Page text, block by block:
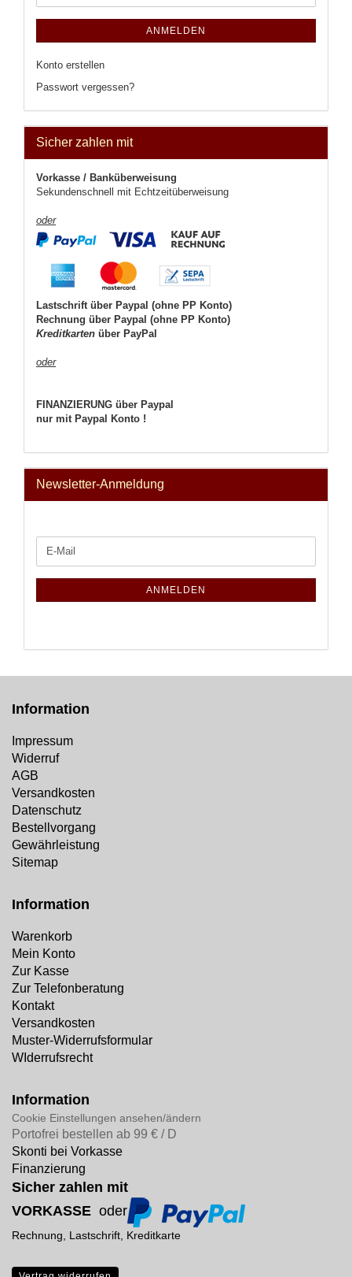
ANMELDEN
Konto erstellen
Passwort vergessen?
Sicher zahlen mit
Vorkasse / Banküberweisung
Sekundenschnell mit Echtzeitüberweisung
oder
Lastschrift über Paypal (ohne PP Konto)
Rechnung über Paypal (ohne PP Konto)
Kreditkarten über PayPal
oder
FINANZIERUNG über Paypal
nur mit Paypal Konto !
Newsletter-Anmeldung
ZUR
E-
Mail
ANMELDEN
Information
Impressum
Widerruf
AGB
Versandkosten
Datenschutz
Bestellvorgang
Gewährleistung
Sitemap
Information
Warenkorb
Mein Konto
Zur Kasse
Zur Telefonberatung
Kontakt
Versandkosten
Muster-Widerrufsformular
WIderrufsrecht
Information
Cookie Einstellungen ansehen/ändern
Portofrei bestellen ab 99 € / D
Skonti bei Vorkasse
Finanzierung
Sicher zahlen mit
VORKASSE oder
Rechnung, Lastschrift, Kreditkarte